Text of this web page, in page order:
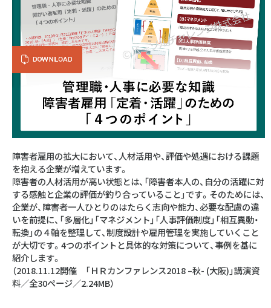
障害者雇用の拡大において、人材活用や、評価や処遇における課題
を抱える企業が増えています。
障害者の人材活用が高い状態とは、「障害者本人の、自分の活躍に対
する感触と企業の評価が釣り合っていること」です。そのためには、
企業が、障害者一人ひとりのはたらく志向や能力、必要な配慮の違
いを前提に、「多層化」「マネジメント」「人事評価制度」「相互異動・
転換」の４軸を整理して、制度設計や雇用管理を実施していくこと
が大切です。4つのポイントと具体的な対策について、事例を基に
紹介します。
（2018.11.12開催 「ＨＲカンファレンス2018 –秋- (大阪)」講演資
料／全30ページ／2.24MB）